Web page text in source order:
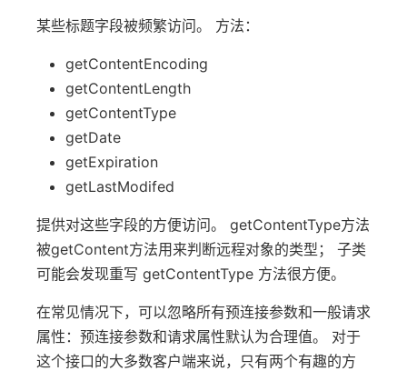
某些标题字段被频繁访问。 方法：
getContentEncoding
getContentLength
getContentType
getDate
getExpiration
getLastModifed
提供对这些字段的方便访问。 getContentType方法
被getContent方法用来判断远程对象的类型； 子类
可能会发现重写 getContentType 方法很方便。
在常见情况下，可以忽略所有预连接参数和一般请求
属性：预连接参数和请求属性默认为合理值。 对于
这个接口的大多数客户端来说，只有两个有趣的方